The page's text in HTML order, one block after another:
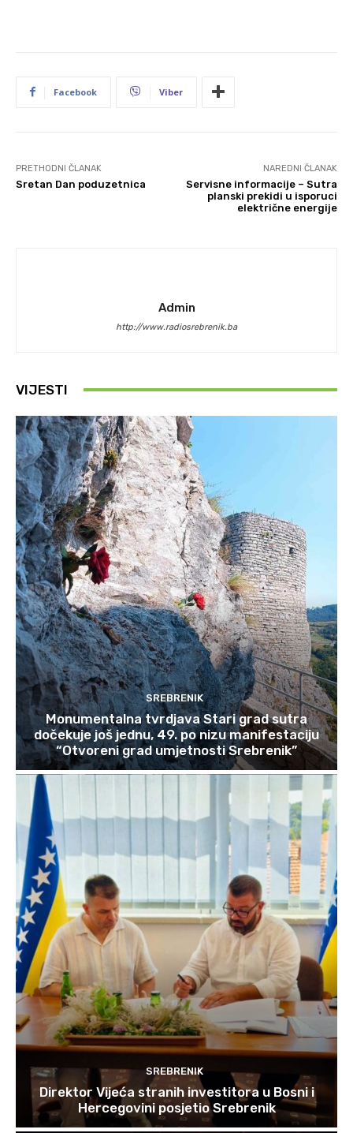
Facebook Viber
PRETHODNI ČLANAK
Sretan Dan poduzetnica
NAREDNI ČLANAK
Servisne informacije – Sutra
planski prekidi u isporuci
električne energije
Admin
http://www.radiosrebrenik.ba
VIJESTI
SREBRENIK
Monumentalna tvrdjava Stari grad sutra
dočekuje još jednu, 49. po nizu manifestaciju
“Otvoreni grad umjetnosti Srebrenik”
SREBRENIK
Direktor Vijeća stranih investitora u Bosni i
Hercegovini posjetio Srebrenik